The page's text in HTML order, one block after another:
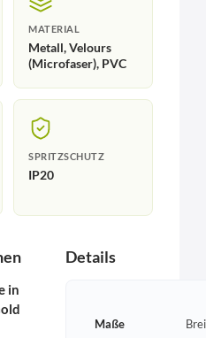
MATERIAL
Metall, Velours
(Microfaser), PVC
SPRITZSCHUTZ
IP20
in
Details
Maße